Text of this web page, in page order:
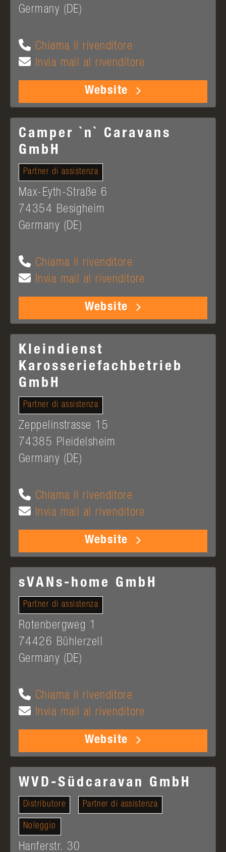
Germany (DE)
Chiama il rivenditore
Invia mail al rivenditore
Website
Camper `n` Caravans
GmbH
Partner di assistenza
Max-Eyth-Straße 6
74354 Besigheim
Germany (DE)
Chiama il rivenditore
Invia mail al rivenditore
Website
Kleindienst
Karosseriefachbetrieb
GmbH
Partner di assistenza
Zeppelinstrasse 15
74385 Pleidelsheim
Germany (DE)
Chiama il rivenditore
Invia mail al rivenditore
Website
sVANs-home GmbH
Partner di assistenza
Rotenbergweg 1
74426 Bühlerzell
Germany (DE)
Chiama il rivenditore
Invia mail al rivenditore
Website
WVD-Südcaravan GmbH
Distributore Partner di assistenza
Noleggio
Hanferstr. 30